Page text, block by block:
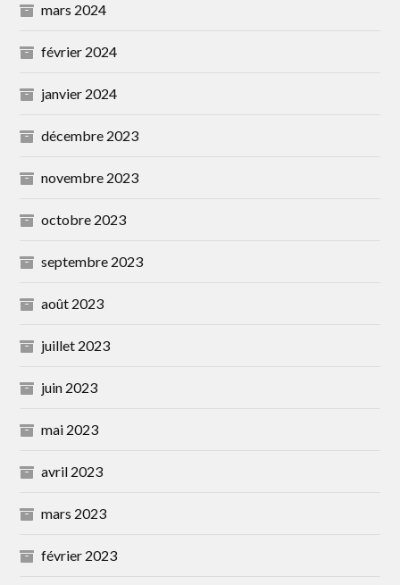
mars 2024
février 2024
janvier 2024
décembre 2023
novembre 2023
octobre 2023
septembre 2023
août 2023
juillet 2023
juin 2023
mai 2023
avril 2023
mars 2023
février 2023